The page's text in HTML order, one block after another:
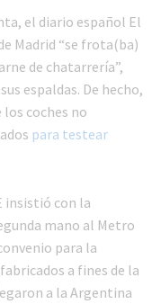
el diario español El
Madrid “se frota(ba)
de chatarrería”,
espaldas. De hecho,
coches no
para testear
insistió con la
mano al Metro
para la
a fines de la
a la Argentina